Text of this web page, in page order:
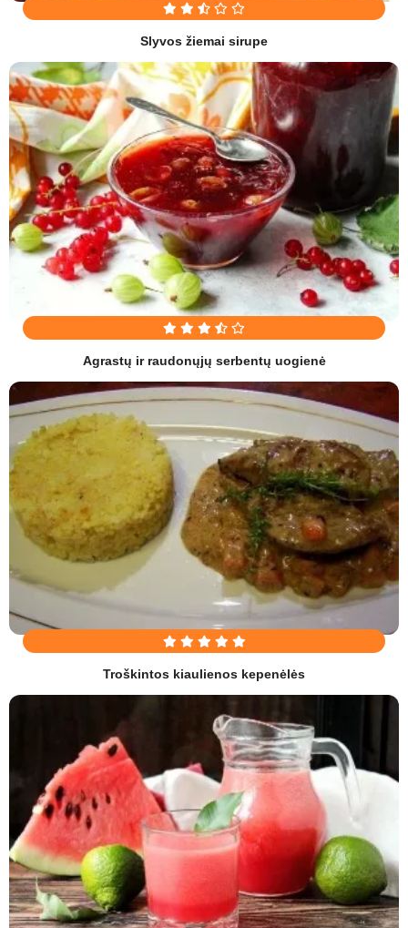
Slyvos žiemai sirupe
Agrastų ir raudonųjų serbentų uogienė
Troškintos kiaulienos kepenėlės